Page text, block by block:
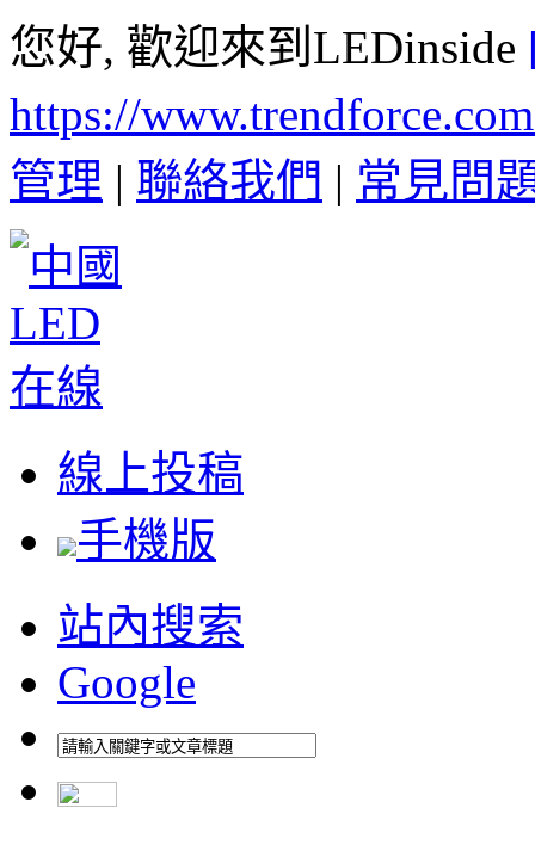
您好, 歡迎來到LEDinside
https://
管理 | 聯絡我們 | 常見問
線上投稿
手機版
站內搜索
Google